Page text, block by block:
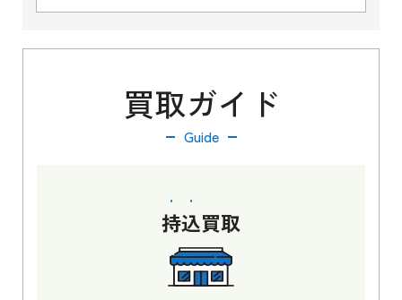
買取ガイド
Guide
持込買取